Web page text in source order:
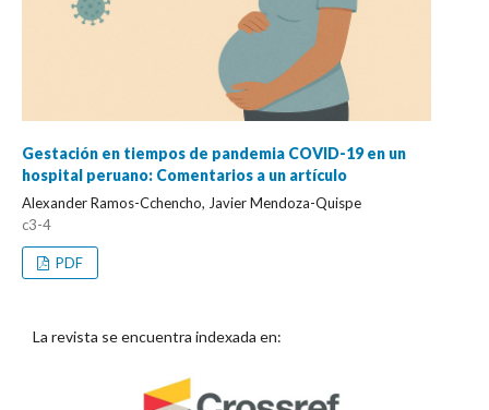
Gestación en tiempos de pandemia COVID-19 en un
hospital peruano: Comentarios a un artículo
Alexander Ramos-Cchencho, Javier Mendoza-Quispe
c3-4
PDF
La revista se encuentra indexada en: